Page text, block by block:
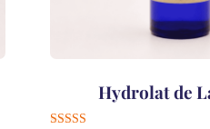
Hydrolat de